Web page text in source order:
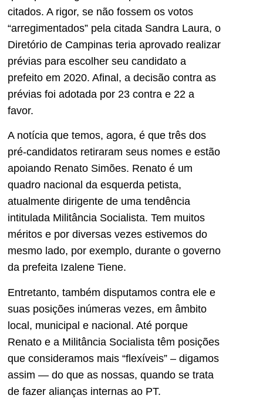
citados. A rigor, se não fossem os votos
“arregimentados” pela citada Sandra Laura, o
Diretório de Campinas teria aprovado realizar
prévias para escolher seu candidato a
prefeito em 2020. Afinal, a decisão contra as
prévias foi adotada por 23 contra e 22 a
favor.
A notícia que temos, agora, é que três dos
pré-candidatos retiraram seus nomes e estão
apoiando Renato Simões. Renato é um
quadro nacional da esquerda petista,
atualmente dirigente de uma tendência
intitulada Militância Socialista. Tem muitos
méritos e por diversas vezes estivemos do
mesmo lado, por exemplo, durante o governo
da prefeita Izalene Tiene.
Entretanto, também disputamos contra ele e
suas posições inúmeras vezes, em âmbito
local, municipal e nacional. Até porque
Renato e a Militância Socialista têm posições
que consideramos mais “flexíveis” – digamos
assim — do que as nossas, quando se trata
de fazer alianças internas ao PT.